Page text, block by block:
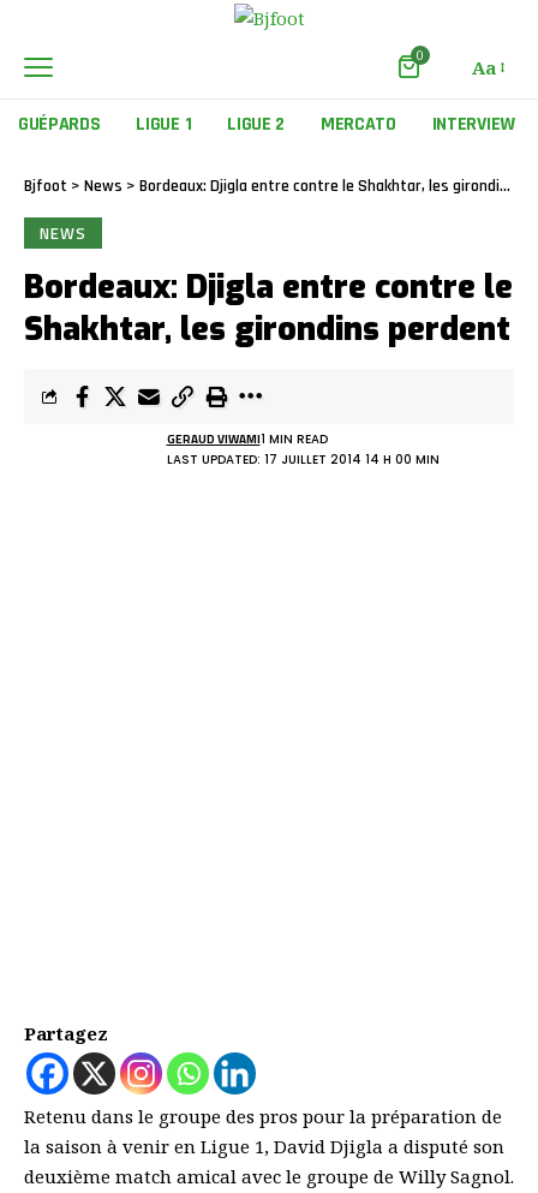
0 Aa
GUÉPARDS LIGUE 1 LIGUE 2 MERCATO INTERVIEW
Bjfoot > News > Bordeaux: Djigla entre contre le Shakhtar, les girondins perdent
NEWS
Bordeaux: Djigla entre contre le
Shakhtar, les girondins perdent
LAST UPDATED: 17 JUILLET 2014 14 H 00 MIN
GERAUD VIWAMI1 MIN READ
Partagez
Retenu dans le groupe des pros pour la préparation de
la saison à venir en Ligue 1, David Djigla a disputé son
deuxième match amical avec le groupe de Willy Sagnol.